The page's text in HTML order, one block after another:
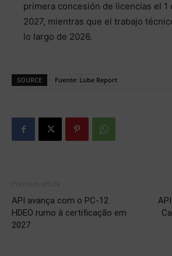
primera concesión de licencias el 1
2027, mientras que el trabajo
lo largo de 2026.
SOURCE Fuente: Lube Report
API avança com o PC-12
HDEO rumo à certificação em
2027